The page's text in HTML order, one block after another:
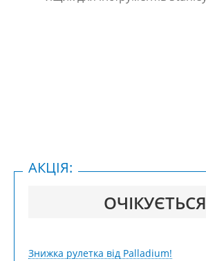
ОЧІКУЄТЬСЯ
АКЦІЯ:
Знижка рулетка від Palladium!